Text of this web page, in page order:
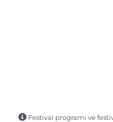
Festival programı ve